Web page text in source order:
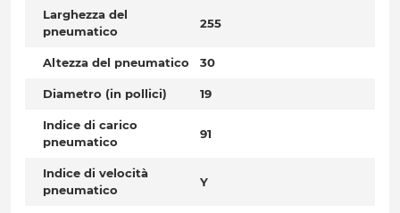
Larghezza del
pneumatico
255
Altezza del pneumatico 30
Diametro (in pollici) 19
Indice di carico
pneumatico
91
Indice di velocità
pneumatico
Y